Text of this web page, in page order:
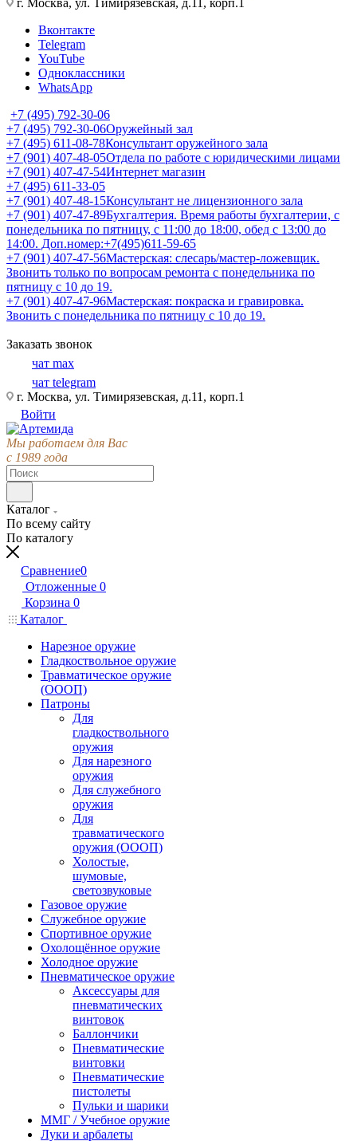
г. Москва, ул. Тимирязевская, д.11, корп.1
Вконтакте
Telegram
YouTube
Одноклассники
WhatsApp
+7 (495) 792-30-06
+7 (495) 792-30-06Оружейный зал
+7 (495) 611-08-78Консультант оружейного зала
+7 (901) 407-48-05Отдела по работе с юридическими лицами
+7 (901) 407-47-54Интернет магазин
+7 (495) 611-33-05
+7 (901) 407-48-15Консультант не лицензионного зала
+7 (901) 407-47-89Бухгалтерия. Время работы бухгалтерии, с
понедельника по пятницу, с 11:00 до 18:00, обед с 13:00 до
14:00. Доп.номер:+7(495)611-59-65
+7 (901) 407-47-56Мастерская: слесарь/мастер-ложевщик.
Звонить только по вопросам ремонта с понедельника по
пятницу с 10 до 19.
+7 (901) 407-47-96Мастерская: покраска и гравировка.
Звонить с понедельника по пятницу с 10 до 19.
Заказать звонок
чат max
чат telegram
г. Москва, ул. Тимирязевская, д.11, корп.1
Войти
Мы работаем для Вас
с 1989 года
Каталог
По всему сайту
По каталогу
Сравнение0
Отложенные 0
Корзина 0
Каталог
Нарезное оружие
Гладкоствольное оружие
Травматическое оружие
(ОООП)
Патроны
Для
гладкоствольного
оружия
Для нарезного
оружия
Для служебного
оружия
Для
травматического
оружия (ОООП)
Холостые,
шумовые,
светозвуковые
Газовое оружие
Служебное оружие
Спортивное оружие
Охолощённое оружие
Холодное оружие
Пневматическое оружие
Аксессуары для
пневматических
винтовок
Баллончики
Пневматические
винтовки
Пневматические
пистолеты
Пульки и шарики
ММГ / Учебное оружие
Луки и арбалеты